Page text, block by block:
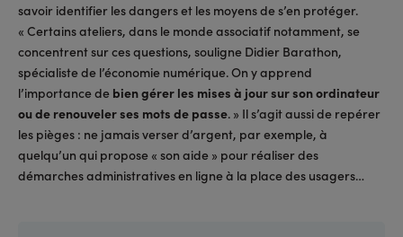
savoir identifier les dangers et les moyens de s’en protéger.
« Certains ateliers, dans le monde associatif notamment, se
concentrent sur ces questions, souligne Didier Barathon,
spécialiste de l’économie numérique. On y apprend
l’importance de bien gérer les mises à jour sur son ordinateur
ou de renouveler ses mots de passe. » Il s’agit aussi de repérer
les pièges : ne jamais verser d’argent, par exemple, à
quelqu’un qui propose « son aide » pour réaliser des
démarches administratives en ligne à la place des usagers…